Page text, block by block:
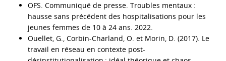
OFS. Communiqué de presse. Troubles mentaux :
hausse sans précédent des hospitalisations pour les
jeunes femmes de 10 à 24 ans. 2022.
Ouellet, G., Corbin-Charland, O. et Morin, D. (2017). Le
travail en réseau en contexte post-